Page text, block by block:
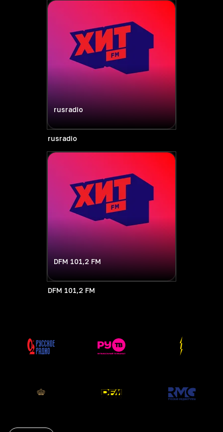
rusradio
rusradio
DFM 101,2 FM
DFM 101,2 FM